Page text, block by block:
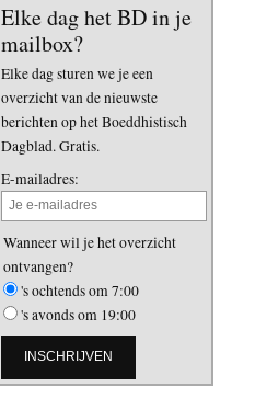
Elke dag het BD in je
mailbox?
Elke dag sturen we je een
overzicht van de nieuwste
berichten op het Boeddhistisch
Dagblad. Gratis.
E-mailadres:
Wanneer wil je het overzicht
ontvangen?
's ochtends om 7:00
's avonds om 19:00